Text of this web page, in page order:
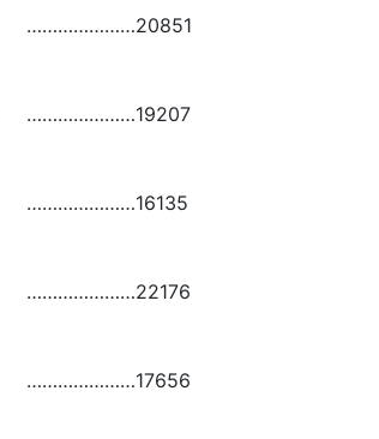
…………………20851
…………………19207
…………………16135
…………………22176
…………………17656